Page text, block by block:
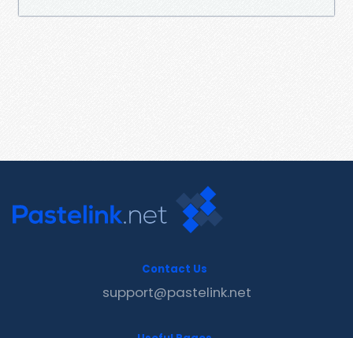
Contact Us
support@pastelink.net